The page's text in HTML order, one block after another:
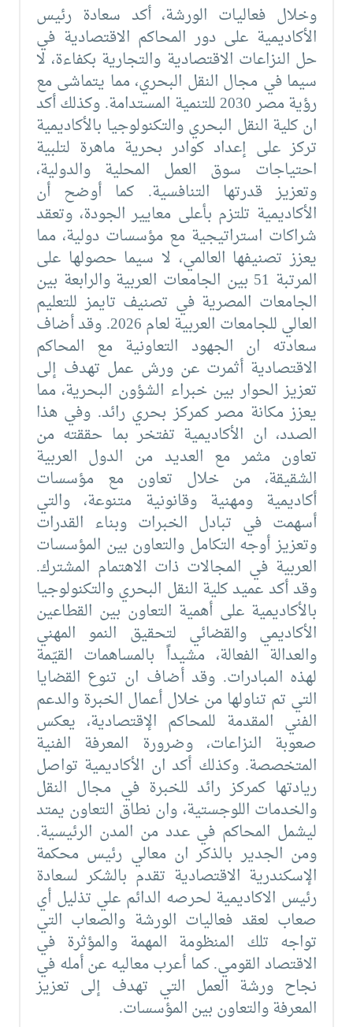
وخلال فعاليات الورشة، أكد سعادة رئيس
الأكاديمية على دور المحاكم الاقتصادية في
حل النزاعات الاقتصادية والتجارية بكفاءة، لا
سيما في مجال النقل البحري، مما يتماشى مع
رؤية مصر 2030 للتنمية المستدامة. وكذلك أكد
ان كلية النقل البحري والتكنولوجيا بالأكاديمية
تركز على إعداد كوادر بحرية ماهرة لتلبية
احتياجات سوق العمل المحلية والدولية،
وتعزيز قدرتها التنافسية. كما أوضح أن
الأكاديمية تلتزم بأعلى معايير الجودة، وتعقد
شراكات استراتيجية مع مؤسسات دولية، مما
يعزز تصنيفها العالمي، لا سيما حصولها على
المرتبة 51 بين الجامعات العربية والرابعة بين
الجامعات المصرية في تصنيف تايمز للتعليم
العالي للجامعات العربية لعام 2026. وقد أضاف
سعادته ان الجهود التعاونية مع المحاكم
الاقتصادية أثمرت عن ورش عمل تهدف إلى
تعزيز الحوار بين خبراء الشؤون البحرية، مما
يعزز مكانة مصر كمركز بحري رائد. وفي هذا
الصدد، ان الأكاديمية تفتخر بما حققته من
تعاون مثمر مع العديد من الدول العربية
الشقيقة، من خلال تعاون مع مؤسسات
أكاديمية ومهنية وقانونية متنوعة، والتي
أسهمت في تبادل الخبرات وبناء القدرات
وتعزيز أوجه التكامل والتعاون بين المؤسسات
العربية في المجالات ذات الاهتمام المشترك.
وقد أكد عميد كلية النقل البحري والتكنولوجيا
بالأكاديمية على أهمية التعاون بين القطاعين
الأكاديمي والقضائي لتحقيق النمو المهني
والعدالة الفعالة، مشيداً بالمساهمات القيّمة
لهذه المبادرات. وقد أضاف ان تنوع القضايا
التي تم تناولها من خلال أعمال الخبرة والدعم
الفني المقدمة للمحاكم الإقتصادية، يعكس
صعوبة النزاعات، وضرورة المعرفة الفنية
المتخصصة. وكذلك أكد ان الأكاديمية تواصل
ريادتها كمركز رائد للخبرة في مجال النقل
والخدمات اللوجستية، وان نطاق التعاون يمتد
ليشمل المحاكم في عدد من المدن الرئيسية.
ومن الجدير بالذكر ان معالي رئيس محكمة
الإسكندرية الاقتصادية تقدم بالشكر لسعادة
رئيس الاكاديمية لحرصه الدائم علي تذليل أي
صعاب لعقد فعاليات الورشة والصعاب التي
تواجه تلك المنظومة المهمة والمؤثرة في
الاقتصاد القومي. كما أعرب معاليه عن أمله في
نجاح ورشة العمل التي تهدف إلى تعزيز
المعرفة والتعاون بين المؤسسات.